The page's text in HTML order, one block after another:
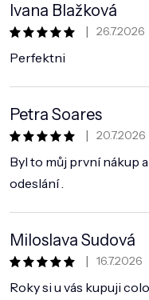
Ivana Blažková
Hodnocení obchodu je
| 26.7.2026
Perfektni
Petra Soares
Hodnocení obchodu je
| 20.7.2026
Byl to můj první nákup
odeslání .
Miloslava Sudová
Hodnocení obchodu je
| 16.7.2026
Roky si u vás kupuji